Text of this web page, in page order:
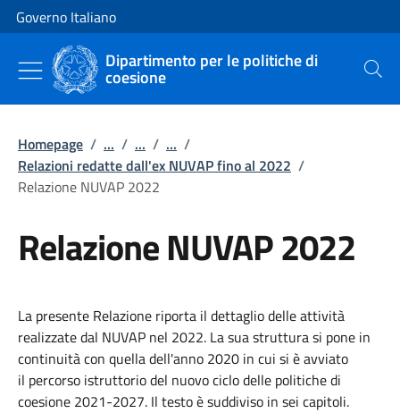
Vai al contenuto
Vai alla navigazione del sito
Governo Italiano
Dipartimento per le politiche di
coesione Cerca
Homepage / ... / ... / ... /
Relazioni redatte dall'ex NUVAP fino al 2022 /
Relazione NUVAP 2022
Relazione NUVAP 2022
La presente Relazione riporta il dettaglio delle attività
realizzate dal NUVAP nel 2022. La sua struttura si pone in
continuità con quella dell'anno 2020 in cui si è avviato
il percorso istruttorio del nuovo ciclo delle politiche di
coesione 2021-2027. Il testo è suddiviso in sei capitoli.